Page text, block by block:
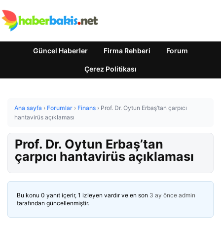
Güncel Haberler Firma Rehberi Forum
Çerez Politikası
Ana sayfa › Forumlar › Finans › Prof. Dr. Oytun Erbaş’tan çarpıcı
hantavirüs açıklaması
Prof. Dr. Oytun Erbaş’tan
çarpıcı hantavirüs açıklaması
Bu konu 0 yanıt içerir, 1 izleyen vardır ve en son 3 ay önce admin
tarafından güncellenmiştir.